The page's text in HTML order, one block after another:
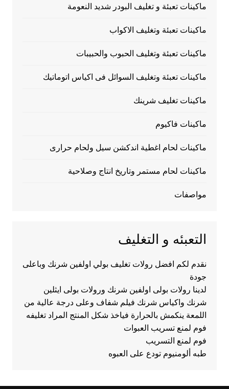
ماكينات تعبئة و تغليف البودر شديد النعومة
ماكينات تعبئة وتغليف الاكواب
ماكينات تعبئة وتغليف الحبوب والحبيبات
ماكينات تعبئة وتغليف السوائل فى اكياس اتوماتيك
ماكينات تغليف شرينك
ماكينات فاكيوم
ماكينات لحام اغطية اندكشن سيل ولحام حرارى
ماكينات لحام مستمر وتاريخ انتاج وصلاحية
مواصفات
التعبئه و التغليف
نقدم لكم افضل رولات تغليف بولي اولفين شرنك وباعلى
جودة
لدينا رولات بولى اولفين شرنك ورولات بولى ايثلين
شرنك واكياس شرنك فيلم شفاف وعلى درجة عالية من
اللمعة ينكمش بالحرارة فياخذ شكل المنتج المراد تغليفه
فوم لمنع تسريب العبوات
فوم لمنع التسريب
طبه ألومنيوم تودع على العبوه